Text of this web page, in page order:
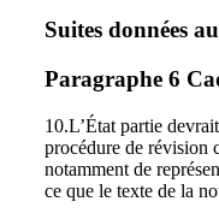
Suites données
Paragraphe 6
10.L’État partie
procédure de révision
notamment de
ce que le texte de la